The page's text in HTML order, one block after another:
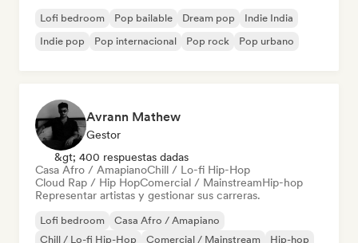
Lofi bedroom Pop bailable Dream pop
Indie India
Indie pop
Pop internacional Pop rock Pop urbano
Avrann Mathew
Gestor
&gt; 400 respuestas dadas
Casa Afro / AmapianoChill / Lo-fi Hip-Hop
Cloud Rap / Hip HopComercial / MainstreamHip-hop
Representar artistas y gestionar sus carreras.
Lofi bedroom
Casa Afro / Amapiano
Chill / Lo-fi Hip-Hop
Comercial / Mainstream Hip-hop